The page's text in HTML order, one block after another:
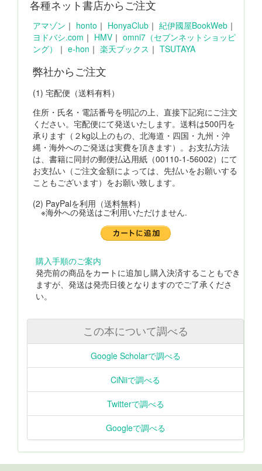
各種ネット書店からご注文
アマゾン ｜ honto ｜ HonyaClub ｜ 紀伊國屋BookWeb ｜
ヨドバシ.com ｜ HMV ｜ omni7（セブンネットショッピ
ング）
｜ e-hon ｜ 楽天ブックス ｜ TSUTAYA
弊社からご注文
(1) 宅配便（送料有料）
住所・氏名・電話番号を明記の上、直接下記宛にご注文
ください。宅配便にて発送いたします。送料は500円を
承ります（２kg以上のもの、北海道・四国・九州・沖
縄・海外へのご発送は実費を頂きます）。お支払方法
は、書籍に同封の郵便払込用紙（00110-1-56002）にて
お支払い（ご注文金額によっては、先払いをお願いする
こともございます）をお願い致します。
(2) PayPalを利用（送料無料）
※海外への発送はご利用いただけません.
購入手順のご案内
発売前の商品をカートに追加し購入決済することもでき
ますが、発送は発売日後となりますのでご了承くださ
い。
この本について調べる
Google Scholarで調べる
CiNiiで調べる
Twitterで調べる
Googleで調べる